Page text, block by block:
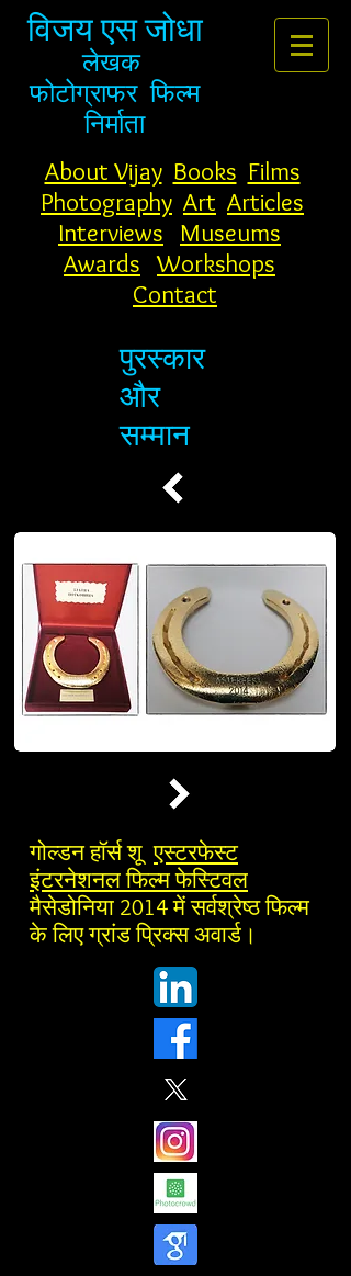
विजय एस जोधा
लेखक
फोटोग्राफर फिल्म
निर्माता
About Vijay Books Films
Photography Art Articles
Interviews
Museums
Awards Workshops
Contact
पुरस्कार
और
सम्मान
गोल्डन हॉर्स शूएस्टरफेस्ट
इंटरनेशनल फिल्म फेस्टिवल
मैसेडोनिया 2014 में सर्वश्रेष्ठ फिल्म
के लिए ग्रांड प्रिक्स अवार्ड।